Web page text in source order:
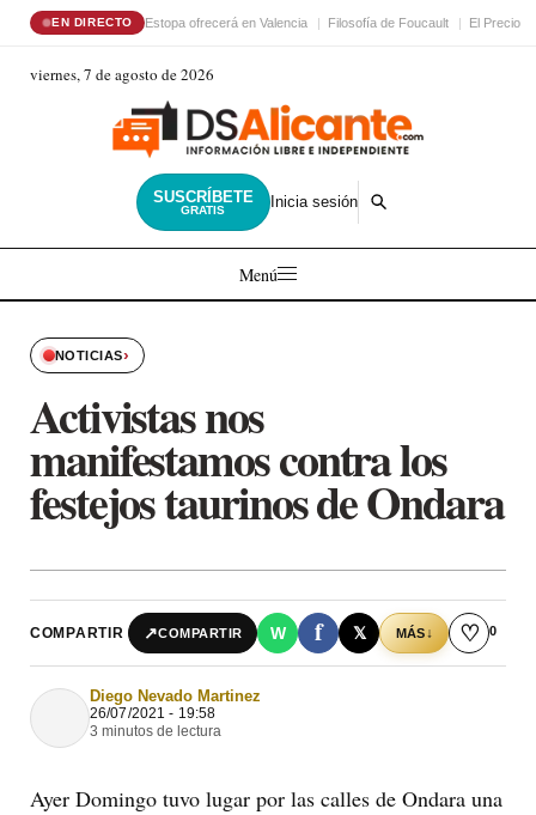
EN DIRECTO Estopa ofrecerá en Valencia Filosofía de Foucault El Precio
viernes, 7 de agosto de 2026
SUSCRÍBETE
GRATIS Inicia sesión
Menú
NOTICIAS›
Activistas nos
manifestamos contra los
festejos taurinos de Ondara
COMPARTIR ↗COMPARTIR W f 𝕏 MÁS↓ ♡ 0
Diego Nevado Martinez
26/07/2021 - 19:58
3 minutos de lectura
Ayer Domingo tuvo lugar por las calles de Ondara una